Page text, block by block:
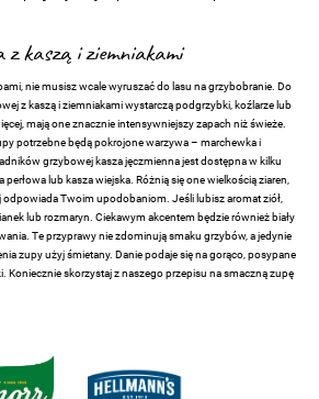
z kaszą i ziemniakami
nie musisz wcale wyruszać do lasu na grzybobranie. Do
z kaszą i ziemniakami wystarczą podgrzybki, koźlarze lub
mają one znacznie intensywniejszy zapach niż świeże.
potrzebne będą pokrojone warzywa – marchewka i
grzybowej kasza jęczmienna jest dostępna w kilku
perłowa lub kasza wiejska. Różnią się one wielkością ziaren,
odpowiada Twoim upodobaniom. Jeśli lubisz aromat ziół,
lub rozmaryn. Ciekawym akcentem będzie również biały
Te przyprawy nie zdominują smaku grzybów, a jedynie
zupy użyj śmietany. Danie podaje się na gorąco, posypane
Koniecznie skorzystaj z naszego przepisu na smaczną zupę